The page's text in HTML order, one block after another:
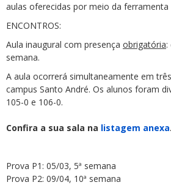
aulas oferecidas por meio da ferramenta
ENCONTROS:
Aula inaugural com presença obrigatória:
semana.
A aula ocorrerá simultaneamente em
campus Santo André. Os alunos foram
105-0 e 106-0.
Confira a sua sala na listagem anexa.
Prova P1: 05/03, 5ª semana
Prova P2: 09/04, 10ª semana